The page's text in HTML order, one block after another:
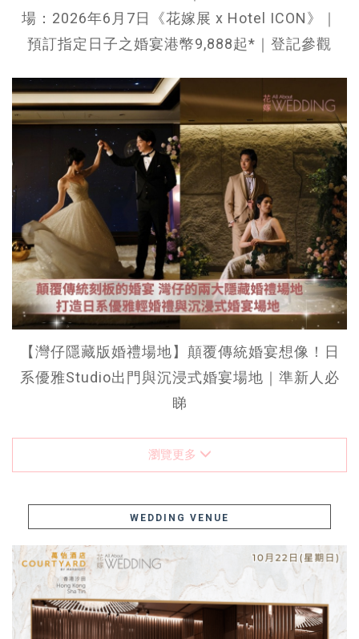
場：2026年6月7日《花嫁展 x Hotel ICON》｜
預訂指定日子之婚宴港幣9,888起*｜登記參觀
【灣仔隱藏版婚禮場地】顛覆傳統婚宴想像！日
系優雅Studio出門與沉浸式婚宴場地｜準新人必
睇
瀏覽更多
WEDDING VENUE